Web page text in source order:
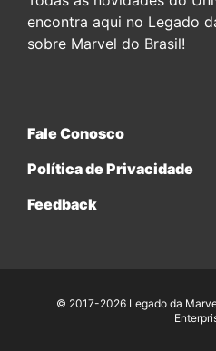
encontra aqui no Legado
sobre Marvel do Brasil!
Fale Conosco
Política de Privacidade
Feedback
© 2017-2026 Legado da